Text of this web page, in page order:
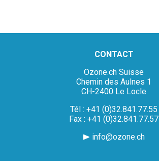
CONTACT
Ozone.ch Suisse
Chemin des Aulnes 1
CH-2400 Le Locle
Tél : +41 (0)32.841.77.55
Fax : +41 (0)32.841.77.57
info@ozone.ch